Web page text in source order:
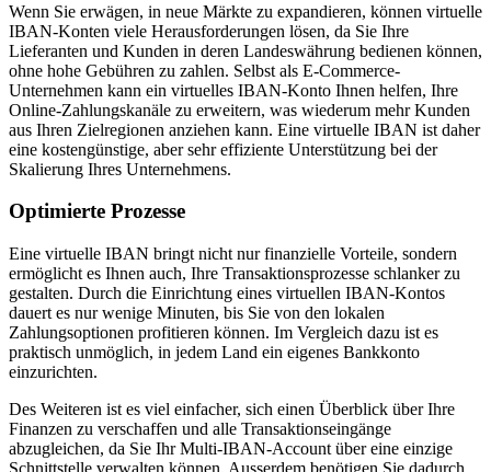
Wenn Sie erwägen, in neue Märkte zu expandieren, können virtuelle
IBAN-Konten viele Herausforderungen lösen, da Sie Ihre
Lieferanten und Kunden in deren Landeswährung bedienen können,
ohne hohe Gebühren zu zahlen. Selbst als E-Commerce-
Unternehmen kann ein virtuelles IBAN-Konto Ihnen helfen, Ihre
Online-Zahlungskanäle zu erweitern, was wiederum mehr Kunden
aus Ihren Zielregionen anziehen kann. Eine virtuelle IBAN ist daher
eine kostengünstige, aber sehr effiziente Unterstützung bei der
Skalierung Ihres Unternehmens.
Optimierte Prozesse
Eine virtuelle IBAN bringt nicht nur finanzielle Vorteile, sondern
ermöglicht es Ihnen auch, Ihre Transaktionsprozesse schlanker zu
gestalten. Durch die Einrichtung eines virtuellen IBAN-Kontos
dauert es nur wenige Minuten, bis Sie von den lokalen
Zahlungsoptionen profitieren können. Im Vergleich dazu ist es
praktisch unmöglich, in jedem Land ein eigenes Bankkonto
einzurichten.
Des Weiteren ist es viel einfacher, sich einen Überblick über Ihre
Finanzen zu verschaffen und alle Transaktionseingänge
abzugleichen, da Sie Ihr Multi-IBAN-Account über eine einzige
Schnittstelle verwalten können. Ausserdem benötigen Sie dadurch